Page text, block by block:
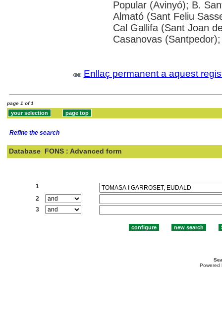
Popular (Avinyó); B.
Almató (Sant Feliu
Cal Gallifa (Sant Joan
Casanovas
Enllaç permanent a aquest
page 1 of 1
Refine the search
Database FONS : Advanced form
1
2
3